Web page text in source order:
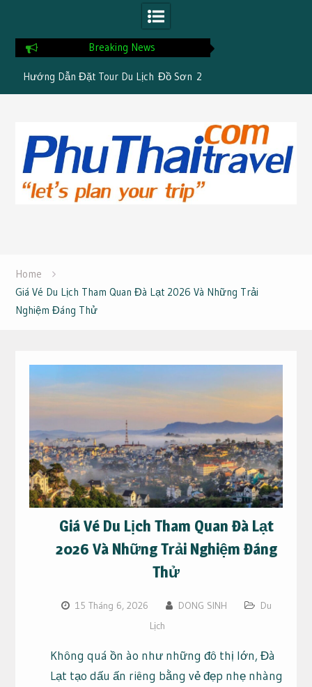
Breaking News
Hướng Dẫn Đặt Tour Du Lịch Đồ Sơn 2
Ngày 1 Đêm
4 Đêm Chỉ
content
Home
Giá Vé Du Lịch Tham Quan Đà Lạt 2026 Và Những Trải
Nghiệm Đáng Thử
Giá Vé Du Lịch Tham Quan Đà Lạt
2026 Và Những Trải Nghiệm Đáng
Thử
15 Tháng 6, 2026 DONG SINH
Du
Lịch
Không quá ồn ào như những đô thị lớn, Đà
Lạt tạo dấu ấn riêng bằng vẻ đẹp nhẹ nhàng